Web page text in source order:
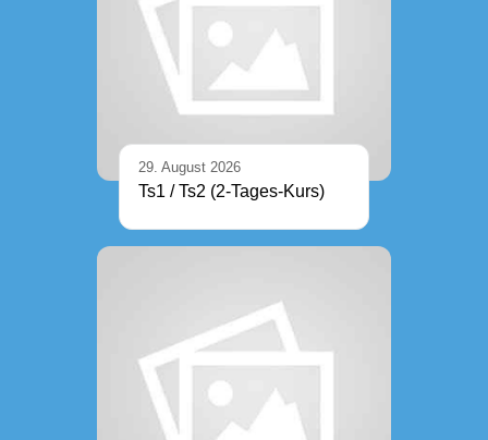
29. August 2026
Ts1 / Ts2 (2-Tages-Kurs)